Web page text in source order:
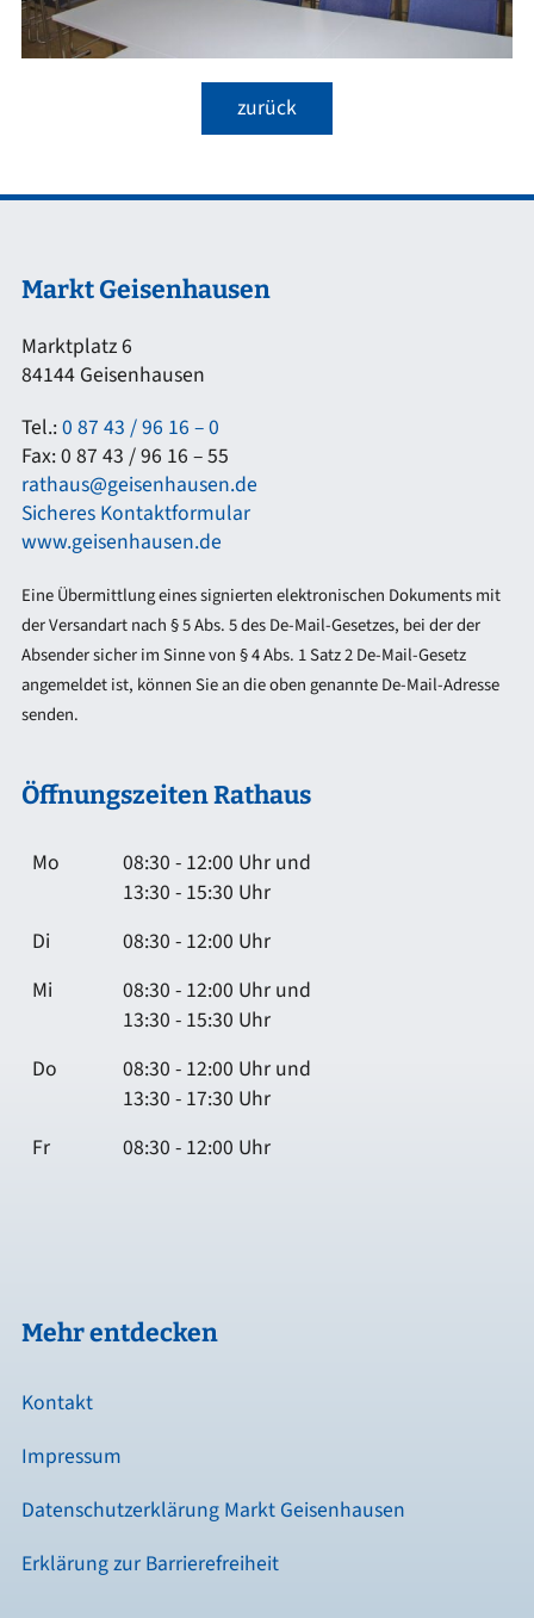
zurück
Markt Geisenhausen
Marktplatz 6
84144 Geisenhausen
Tel.:0 87 43 / 96 16 – 0
Fax: 0 87 43 / 96 16 – 55
rathaus@geisenhausen.de
Sicheres Kontaktformular
www.geisenhausen.de
Eine Übermittlung eines signierten elektronischen Dokuments mit
der Versandart nach § 5 Abs. 5 des De-Mail-Gesetzes, bei der der
Absender sicher im Sinne von § 4 Abs. 1 Satz 2 De-Mail-Gesetz
angemeldet ist, können Sie an die oben genannte De-Mail-Adresse
senden.
Öffnungszeiten Rathaus
Mo
08:30 - 12:00 Uhr und
13:30 - 15:30 Uhr
Di
08:30 - 12:00 Uhr
Mi
08:30 - 12:00 Uhr und
13:30 - 15:30 Uhr
Do
08:30 - 12:00 Uhr und
13:30 - 17:30 Uhr
Fr
08:30 - 12:00 Uhr
Mehr entdecken
Kontakt
Impressum
Datenschutzerklärung Markt Geisenhausen
Erklärung zur Barrierefreiheit